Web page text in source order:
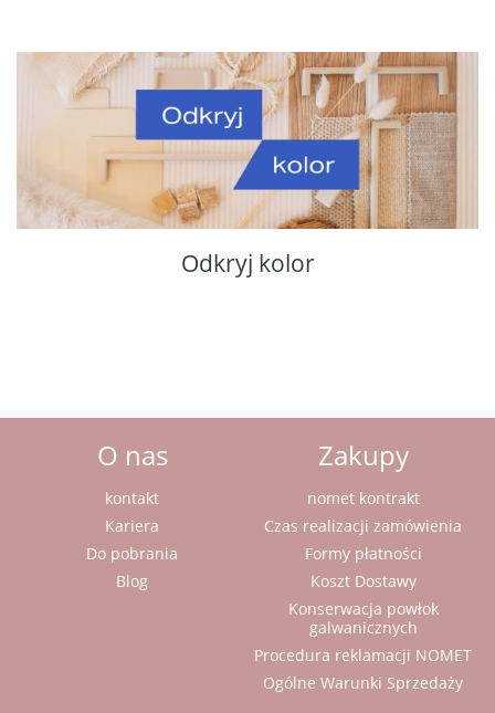
Odkryj kolor
O nas
kontakt
Kariera
Do pobrania
Blog
Zakupy
nomet kontrakt
Czas realizacji zamówienia
Formy płatności
Koszt Dostawy
Konserwacja powłok
galwanicznych
Procedura reklamacji NOMET
Ogólne Warunki Sprzedaży